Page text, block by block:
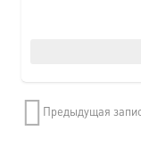
Предыдущая